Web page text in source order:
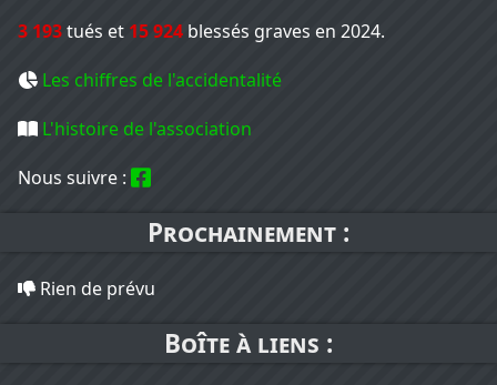
3 193tués et 15 924 blessés graves en 2024.
Les chiffres de l'accidentalité
L'histoire de l'association
Nous suivre :
Prochainement :
Rien de prévu
Boîte à liens :